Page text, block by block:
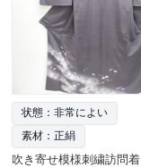
状態：非常によい
素材：正絹
吹き寄せ模様刺繍訪問着